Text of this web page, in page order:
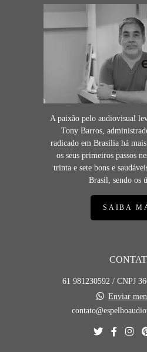
A paixão pelo audiovisual
Tony Barros,
radicado em Brasília há
os seus primeiros passos
trinta e sete bons e
Brasil, sendo os
SAIBA
61 981230592 / CNPJ
Enviar